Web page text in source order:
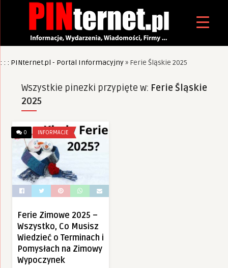
: : : PINternet.pl - Portal Informacyjny» Ferie Śląskie 2025
Wszystkie pinezki przypięte w: Ferie Śląskie
2025
0 INFORMACJE
Ferie Zimowe 2025 –
Wszystko, Co Musisz
Wiedzieć o Terminach i
Pomysłach na Zimowy
Wypoczynek